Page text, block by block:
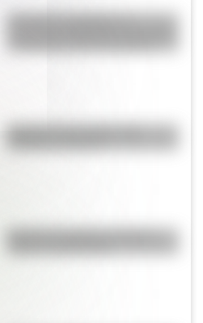
9 de julio: actividades y
Bandera de Ecuador para
Bandera de Bolivia: historia,
origen y significado